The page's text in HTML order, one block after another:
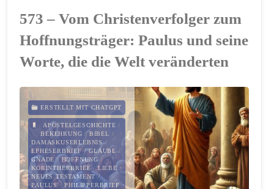
Paulus
Ein
Blick
in
die
573 – Vom Christenverfolger zum
Hoffnungsträger: Paulus und seine
Worte, die die Welt veränderten
ERSTELLT MIT CHATGPT
APOSTELGESCHICHTE /
BEKEHRUNG /BIBEL /
DAMASKUSERLEBNIS/
EPHESERBRIEF /GLAUBE /
GNADE/ HOFFNUNG /
KORINTHERBRIEF /LIEBE /
NEUES TESTAMENT/
PAULUS
/PHILIPPERBRIEF